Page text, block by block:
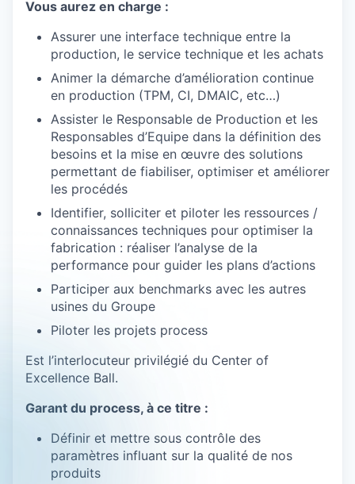
Vous aurez en charge :
Assurer une interface technique entre la
production, le service technique et les achats
Animer la démarche d’amélioration continue
en production (TPM, CI, DMAIC, etc…)
Assister le Responsable de Production et les
Responsables d’Equipe dans la définition des
besoins et la mise en œuvre des solutions
permettant de fiabiliser, optimiser et améliorer
les procédés
Identifier, solliciter et piloter les ressources /
connaissances techniques pour optimiser la
fabrication : réaliser l’analyse de la
performance pour guider les plans d’actions
Participer aux benchmarks avec les autres
usines du Groupe
Piloter les projets process
Est l’interlocuteur privilégié du Center of
Excellence Ball.
Garant du process, à ce titre :
Définir et mettre sous contrôle des
paramètres influant sur la qualité de nos
produits